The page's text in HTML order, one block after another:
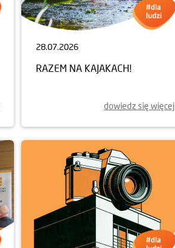
28.07.2026
RAZEM NA KAJAKACH!
dowiedz się więcej